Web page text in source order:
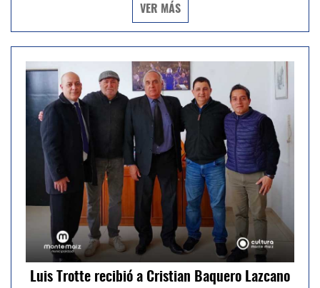
VER MÁS
Luis Trotte recibió a Cristian Baquero Lazcano